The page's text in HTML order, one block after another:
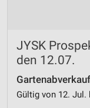
JYSK
den 12.07.
Gartenabverkauf
Gültig von 12. Jul.